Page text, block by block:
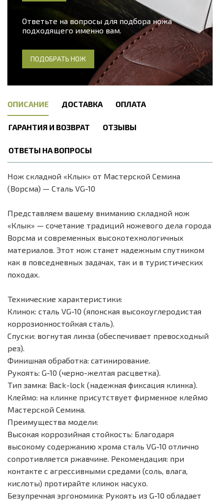
Ответьте на вопросы для подбора ножа
подходящего именно вам.
ПОДОБРАТЬ НОЖ
ОПИСАНИЕ ДОСТАВКА ОПЛАТА
ГАРАНТИЯ И ВОЗВРАТ ОТЗЫВЫ
ОТВЕТЫ НА ВОПРОСЫ
Нож складной «Клык» от Мастерской Семина
(Ворсма) — Сталь VG-10
Представляем вашему вниманию складной нож
«Клык» — сочетание традиций ножевого дела города
Ворсма и современных высокотехнологичных
материалов. Этот нож станет надежным спутником
как в повседневных задачах, так и в туристических
походах.
Технические характеристики:
Клинок: сталь VG-10 (японская высокоуглеродистая
коррозионностойкая сталь).
Спуски: вогнутая линза (обеспечивает превосходный
рез).
Финишная обработка: сатинирование.
Рукоять: G-10 (черно-желтая расцветка).
Тип замка: Back-lock (надежная фиксация клинка).
Клеймо: на клинке присутствует фирменное клеймо
Мастерской Семина.
Преимущества модели:
Высокая коррозийная стойкость: Благодаря
высокому содержанию хрома сталь VG-10 отлично
сопротивляется ржавчине. Рекомендация: при
контакте с агрессивными средами (соль, влага,
кислоты) протирайте клинок насухо.
Безупречная эргономика: Рукоять из G-10 обладает